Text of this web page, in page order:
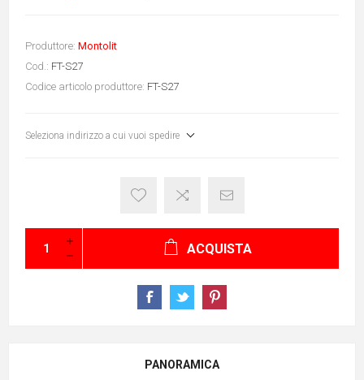
Produttore: Montolit
Cod.: FT-S27
Codice articolo produttore: FT-S27
Seleziona indirizzo a cui vuoi spedire
ACQUISTA
PANORAMICA